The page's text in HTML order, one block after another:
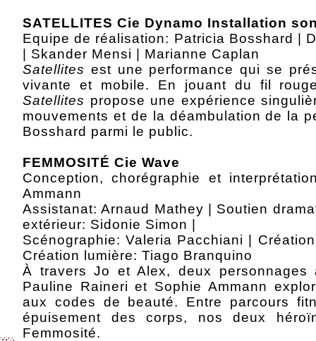
SATELLITES Cie Dynamo Installation
Equipe de réalisation: Patricia Bosshard |
| Skander Mensi | Marianne Caplan
Satellites est une performance qui se
vivante et mobile. En jouant du fil
Satellites propose une expérience
mouvements et de la déambulation de la
Bosshard parmi le public.
FEMMOSITÉ Cie Wave
Conception, chorégraphie et
Ammann
Assistanat: Arnaud Mathey | Soutien
extérieur: Sidonie Simon |
Scénographie: Valeria Pacchiani |
Création lumière: Tiago Branquino
À travers Jo et Alex, deux personnages
Pauline Raineri et Sophie Ammann
aux codes de beauté. Entre parcours
épuisement des corps, nos deux
Femmosité.